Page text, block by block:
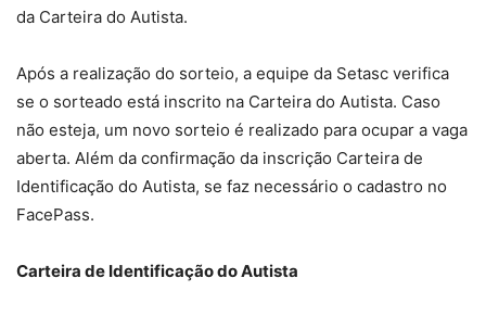
da Carteira do Autista.
Após a realização do sorteio, a equipe da Setasc verifica
se o sorteado está inscrito na Carteira do Autista. Caso
não esteja, um novo sorteio é realizado para ocupar a vaga
aberta. Além da confirmação da inscrição Carteira de
Identificação do Autista, se faz necessário o cadastro no
FacePass.
Carteira de Identificação do Autista